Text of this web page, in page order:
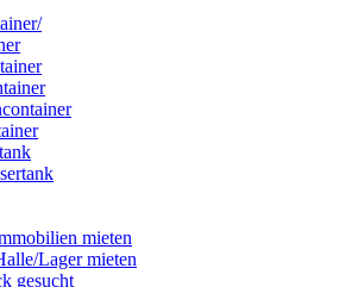
mieten
Lager mieten
gesucht